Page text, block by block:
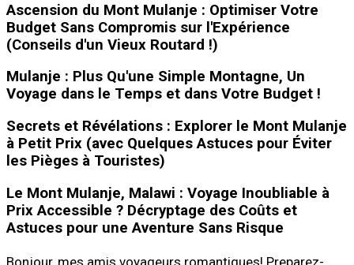
Ascension du Mont Mulanje : Optimiser Votre
Budget Sans Compromis sur l'Expérience
(Conseils d'un Vieux Routard !)
Mulanje : Plus Qu'une Simple Montagne, Un
Voyage dans le Temps et dans Votre Budget !
Secrets et Révélations : Explorer le Mont Mulanje
à Petit Prix (avec Quelques Astuces pour Éviter
les Pièges à Touristes)
Le Mont Mulanje, Malawi : Voyage Inoubliable à
Prix Accessible ? Décryptage des Coûts et
Astuces pour une Aventure Sans Risque
Bonjour, mes amis voyageurs romantiques! Preparez-